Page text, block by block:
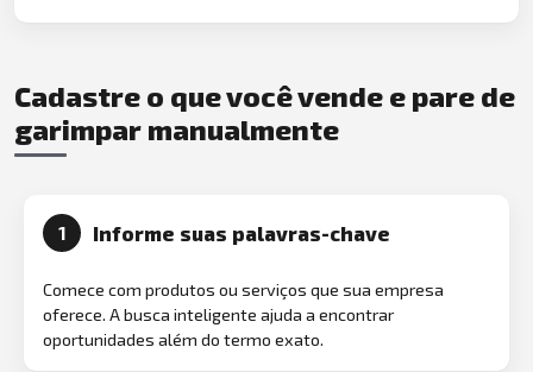
Cadastre o que você vende e pare de
garimpar manualmente
1 Informe suas palavras-chave
Comece com produtos ou serviços que sua empresa
oferece. A busca inteligente ajuda a encontrar
oportunidades além do termo exato.